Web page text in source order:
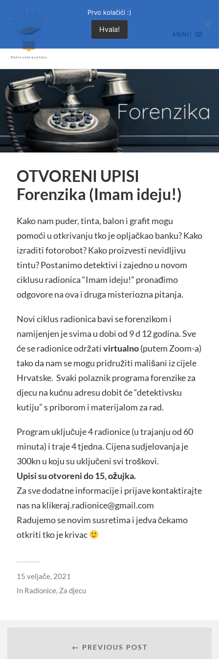
MENU
OTVORENI UPISI
Forenzika (Imam ideju!)
Kako nam puder, tinta, balon i grafit mogu
pomoći u otkrivanju tko je opljačkao banku? Kako
izraditi fotorobot? Kako proizvesti nevidljivu
tintu? Postanimo detektivi i zajedno u novom
ciklusu radionica “Imam ideju!” pronađimo
odgovore na ova i druga misteriozna pitanja.
Novi ciklus radionica bavi se forenzikom i
namijenjen je svima u dobi od 9 d 12 godina. Sve
će se radionice održativirtualno(putem Zoom-a)
tako da nam se mogu pridružiti mališani iz cijele
Hrvatske. Svaki polaznik programa forenzike za
djecu na kućnu adresu dobit će “detektivsku
kutiju” s priborom i materijalom za rad.
Program uključuje 4 radionice (u trajanju od 60
minuta) i traje 4 tjedna. Cijena sudjelovanja je
300kn u koju su uključeni svi troškovi.
Upisi su otvoreni do 15, ožujka.
Za sve dodatne informacije i prijave kontaktirajte
nas na klikeraj.radionice@gmail.com
Radujemo se novim susretima i jedva čekamo
otkriti tko je krivac
15 veljače, 2021
In Radionice, Za djecu
← PREVIOUS POST
Prvo kolačići :)
Hvala!